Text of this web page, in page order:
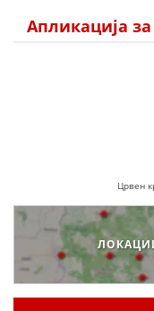
Апликација
Црвен